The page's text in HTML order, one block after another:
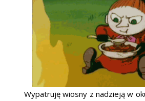
Wypatruję wiosny z nadzieją w